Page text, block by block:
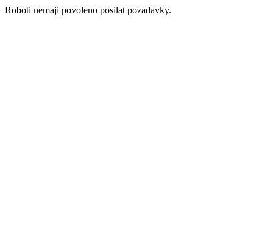
Roboti nemaji povoleno posilat pozadavky.